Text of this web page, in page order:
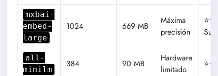
mxbai-
embed-
large
1024 669 MB
Máxima
precisión
all-
minilm
384 90 MB
Hardware
limitado